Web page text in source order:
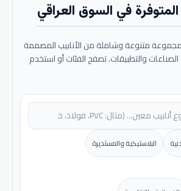
المتوفرة في السوق العراقي
متنوعة وشاملة من الأنابيب المصممة
الصناعات والتطبيقات. تصفح الفئات أو استخدم
البلاستيكية والمستديرة